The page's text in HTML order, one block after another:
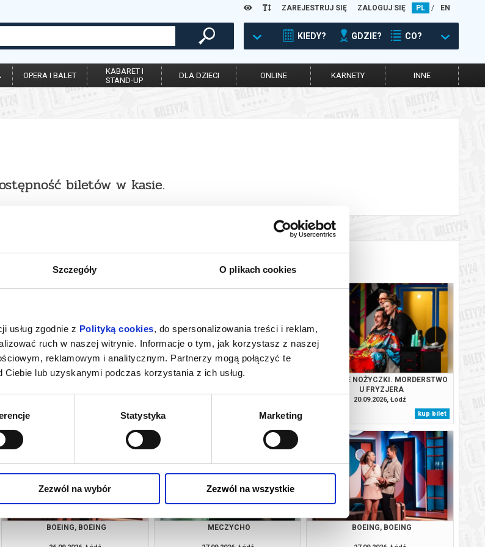
Szczegóły O plikach cookies
usług zgodnie z Polityką cookies, do spersonalizowania treści i reklam,
ruch w naszej witrynie. Informacje o tym, jak korzystasz z naszej
reklamowym i analitycznym. Partnerzy mogą połączyć te
lub uzyskanymi podczas korzystania z ich usług.
Statystyka Marketing
Zezwól na wybór Zezwól na wszystkie
ZAREJESTRUJ SIĘ ZALOGUJ SIĘ PL / EN
KIEDY? GDZIE? CO?
OPERA I BALET
KABARET I
STAND-UP
DLA DZIECI ONLINE KARNETY INNE
biletów w kasie.
REPLAY
kup bilet
REPLAY
kup bilet
SZALONE NOŻYCZKI. MORDERSTWO
U FRYZJERA
20.09.2026, Łódź
kup bilet
BOEING, BOEING MECZYCHO BOEING, BOEING